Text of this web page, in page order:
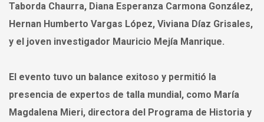
Taborda Chaurra, Diana Esperanza Carmona González,
Hernan Humberto Vargas López, Viviana Díaz Grisales,
y el joven investigador Mauricio Mejía Manrique.
El evento tuvo un balance exitoso y permitió la
presencia de expertos de talla mundial, como María
Magdalena Mieri, directora del Programa de Historia y